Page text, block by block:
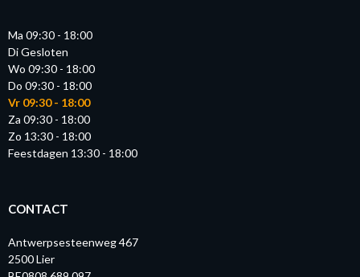
Ma 09:30 - 18:00
Di Gesloten
Wo 09:30 - 18:00
Do 09:30 - 18:00
Vr 09:30 - 18:00
Za 09:30 - 18:00
Zo 13:30 - 18:00
Feestdagen 13:30 - 18:00
CONTACT
Antwerpsesteenweg 467
2500 Lier